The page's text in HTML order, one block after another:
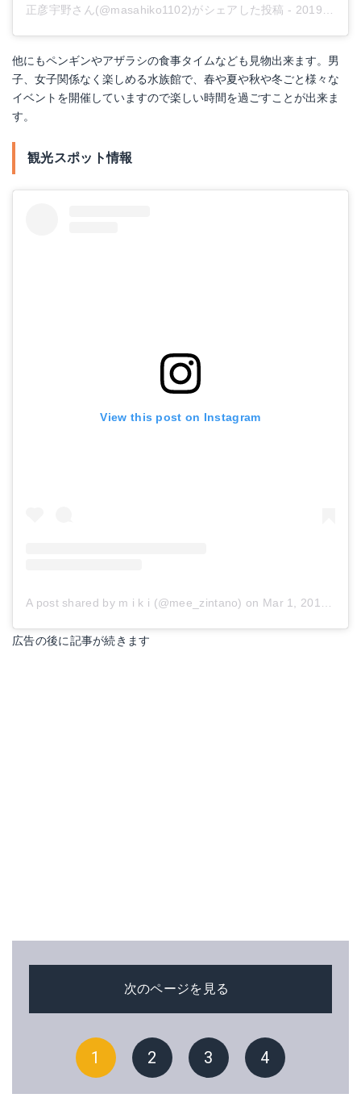
正彦宇野さん(@masahiko1102)がシェアした投稿 - 2019年 6月月6日午前2時19分PDT
他にもペンギンやアザラシの食事タイムなども見物出来ます。男
子、女子関係なく楽しめる水族館で、春や夏や秋や冬ごと様々な
イベントを開催していますので楽しい時間を過ごすことが出来ま
す。
観光スポット情報
View this post on Instagram
A post shared by m i k i (@mee_zintano) on Mar 1, 2018 at 2:40am PST
広告の後に記事が続きます
次のページを見る
1 2 3 4